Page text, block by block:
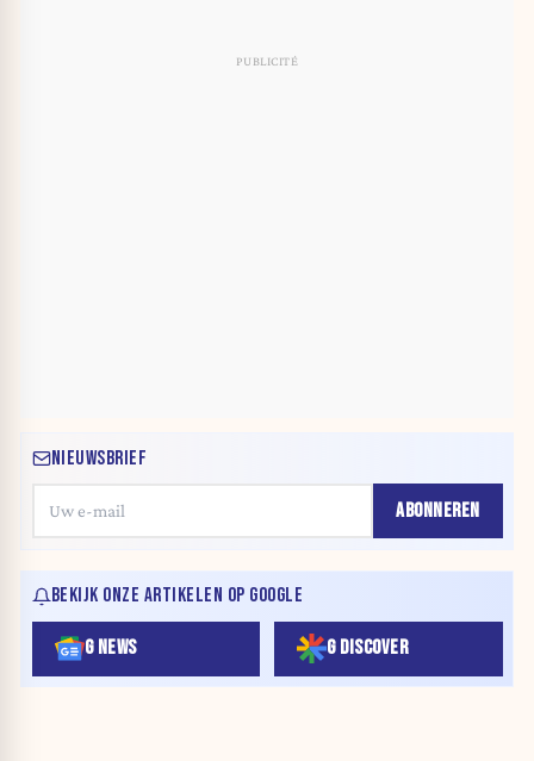
NIEUWSBRIEF
ABONNEREN
BEKIJK ONZE ARTIKELEN OP GOOGLE
G NEWS G DISCOVER